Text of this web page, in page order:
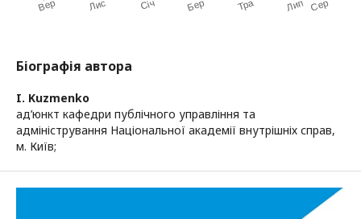
Біографія автора
I. Kuzmenko
ад’юнкт кафедри публічного управління та
адміністрування Національної академії внутрішніх справ,
м. Київ;